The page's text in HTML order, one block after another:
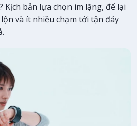
Kịch bản lựa chọn im lặng, để lại
và ít nhiều chạm tới tận đáy